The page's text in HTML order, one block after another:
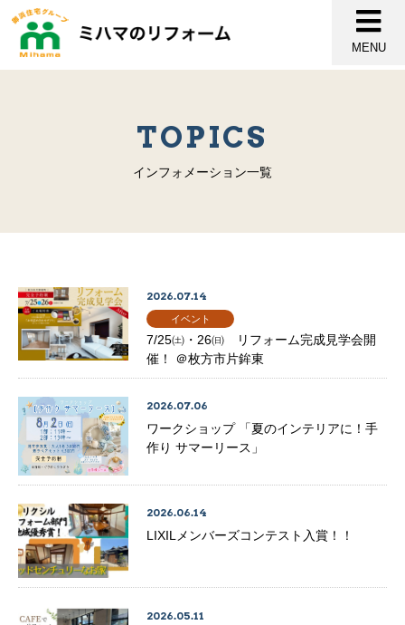
MENU
TOPICS
インフォメーション一覧
2026.07.14
イベント
7/25㈯・26㈰ リフォーム完成見学会開
催！ ＠枚方市片鉾東
2026.07.06
ワークショップ 「夏のインテリアに！手
作り サマーリース」
2026.06.14
LIXILメンバーズコンテスト入賞！！
2026.05.11